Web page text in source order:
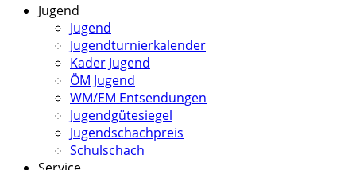
Jugend
Jugend
Jugendturnierkalender
Kader Jugend
ÖM Jugend
WM/EM Entsendungen
Jugendgütesiegel
Jugendschachpreis
Schulschach